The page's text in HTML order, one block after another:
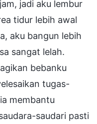
jadi aku lembur
tidur lebih awal
aku bangun lebih
sangat lelah.
bebanku
tugas-
membantu
saudari pasti